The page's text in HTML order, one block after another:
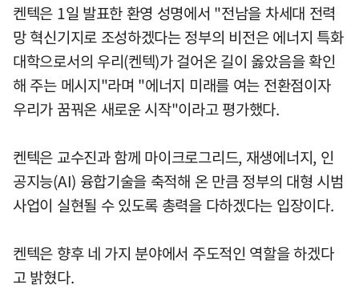
켄텍은 1일 발표한 환영 성명에서 "전남을 차세대 전력
망 혁신기지로 조성하겠다는 정부의 비전은 에너지 특화
대학으로서의 우리(켄텍)가 걸어온 길이 옳았음을 확인
해 주는 메시지"라며 "에너지 미래를 여는 전환점이자
우리가 꿈꿔온 새로운 시작"이라고 평가했다.
켄텍은 교수진과 함께 마이크로그리드, 재생에너지, 인
공지능(AI) 융합기술을 축적해 온 만큼 정부의 대형 시범
사업이 실현될 수 있도록 총력을 다하겠다는 입장이다.
켄텍은 향후 네 가지 분야에서 주도적인 역할을 하겠다
고 밝혔다.